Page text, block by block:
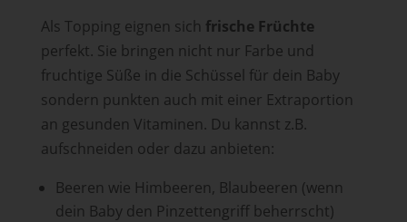
Als Topping eignen sich frische Früchte
perfekt. Sie bringen nicht nur Farbe und
fruchtige Süße in die Schüssel für dein Baby
sondern punkten auch mit einer Extraportion
an gesunden Vitaminen. Du kannst z.B.
aufschneiden oder dazu anbieten:
Beeren wie Himbeeren, Blaubeeren (wenn
dein Baby den Pinzettengriff beherrscht)